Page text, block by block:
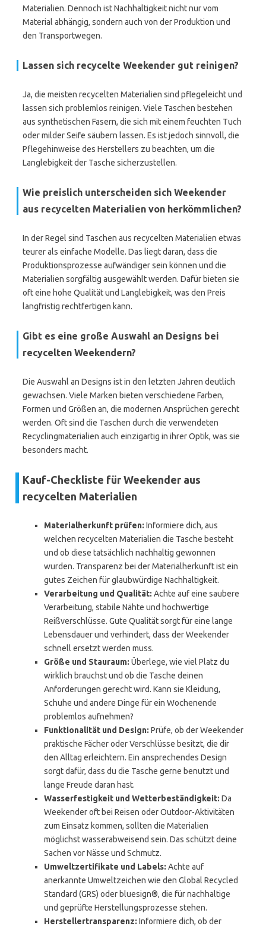
Materialien. Dennoch ist Nachhaltigkeit nicht nur vom
Material abhängig, sondern auch von der Produktion und
den Transportwegen.
Lassen sich recycelte Weekender gut reinigen?
Ja, die meisten recycelten Materialien sind pflegeleicht und
lassen sich problemlos reinigen. Viele Taschen bestehen
aus synthetischen Fasern, die sich mit einem feuchten Tuch
oder milder Seife säubern lassen. Es ist jedoch sinnvoll, die
Pflegehinweise des Herstellers zu beachten, um die
Langlebigkeit der Tasche sicherzustellen.
Wie preislich unterscheiden sich Weekender
aus recycelten Materialien von herkömmlichen?
In der Regel sind Taschen aus recycelten Materialien etwas
teurer als einfache Modelle. Das liegt daran, dass die
Produktionsprozesse aufwändiger sein können und die
Materialien sorgfältig ausgewählt werden. Dafür bieten sie
oft eine hohe Qualität und Langlebigkeit, was den Preis
langfristig rechtfertigen kann.
Gibt es eine große Auswahl an Designs bei
recycelten Weekendern?
Die Auswahl an Designs ist in den letzten Jahren deutlich
gewachsen. Viele Marken bieten verschiedene Farben,
Formen und Größen an, die modernen Ansprüchen gerecht
werden. Oft sind die Taschen durch die verwendeten
Recyclingmaterialien auch einzigartig in ihrer Optik, was sie
besonders macht.
Kauf-Checkliste für Weekender aus
recycelten Materialien
Materialherkunft prüfen: Informiere dich, aus
welchen recycelten Materialien die Tasche besteht
und ob diese tatsächlich nachhaltig gewonnen
wurden. Transparenz bei der Materialherkunft ist ein
gutes Zeichen für glaubwürdige Nachhaltigkeit.
Verarbeitung und Qualität: Achte auf eine saubere
Verarbeitung, stabile Nähte und hochwertige
Reißverschlüsse. Gute Qualität sorgt für eine lange
Lebensdauer und verhindert, dass der Weekender
schnell ersetzt werden muss.
Größe und Stauraum: Überlege, wie viel Platz du
wirklich brauchst und ob die Tasche deinen
Anforderungen gerecht wird. Kann sie Kleidung,
Schuhe und andere Dinge für ein Wochenende
problemlos aufnehmen?
Funktionalität und Design: Prüfe, ob der Weekender
praktische Fächer oder Verschlüsse besitzt, die dir
den Alltag erleichtern. Ein ansprechendes Design
sorgt dafür, dass du die Tasche gerne benutzt und
lange Freude daran hast.
Wasserfestigkeit und Wetterbeständigkeit: Da
Weekender oft bei Reisen oder Outdoor-Aktivitäten
zum Einsatz kommen, sollten die Materialien
möglichst wasserabweisend sein. Das schützt deine
Sachen vor Nässe und Schmutz.
Umweltzertifikate und Labels: Achte auf
anerkannte Umweltzeichen wie den Global Recycled
Standard (GRS) oder bluesign®, die für nachhaltige
und geprüfte Herstellungsprozesse stehen.
Herstellertransparenz: Informiere dich, ob der